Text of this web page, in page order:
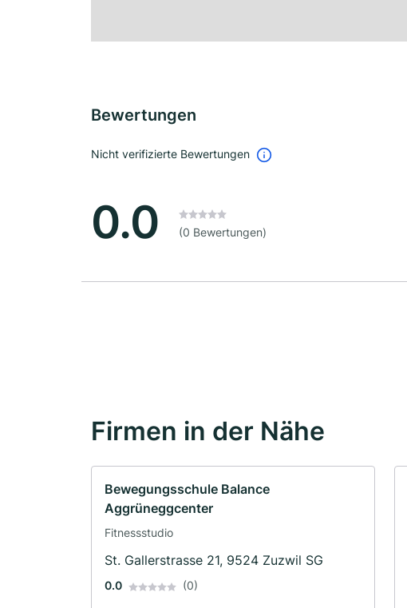
Bewertungen
Nicht verifizierte Bewertungen
0.0 (0 Bewertungen)
Firmen in der Nähe
Bewegungsschule Balance
Aggrüneggcenter
Fitnessstudio
St. Gallerstrasse 21, 9524 Zuzwil SG
0.0 (0)